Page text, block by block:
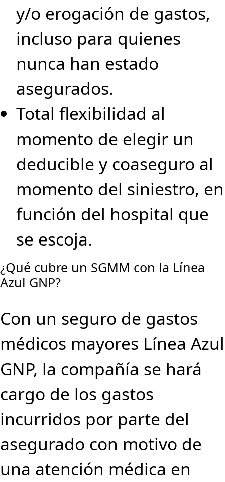
y/o erogación de gastos,
incluso para quienes
nunca han estado
asegurados.
Total flexibilidad al
momento de elegir un
deducible y coaseguro al
momento del siniestro, en
función del hospital que
se escoja.
¿Qué cubre un SGMM con la Línea
Azul GNP?
Con un seguro de gastos
médicos mayores Línea Azul
GNP, la compañía se hará
cargo de los gastos
incurridos por parte del
asegurado con motivo de
una atención médica en